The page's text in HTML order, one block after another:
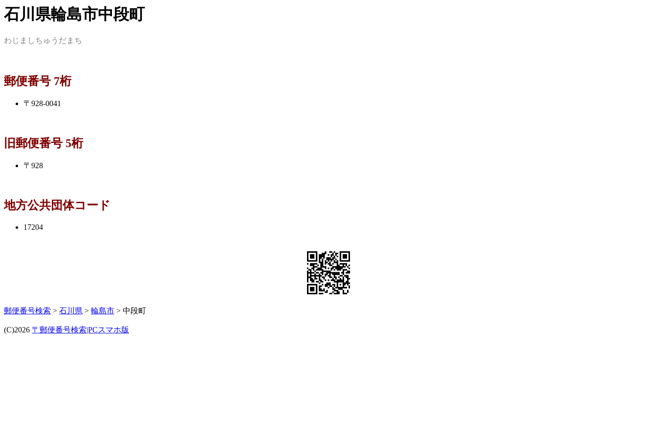
石川県輪島市中段町
わじましちゅうだまち
郵便番号 7桁
〒928-0041
旧郵便番号 5桁
〒928
地方公共団体コード
17204
郵便番号検索 > 石川県 > 輪島市 > 中段町
(C)2026 〒郵便番号検索|PCスマホ版